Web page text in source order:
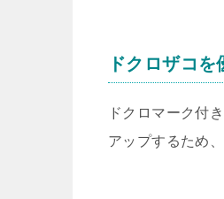
ドクロザコ
ドクロマーク付
アップするため